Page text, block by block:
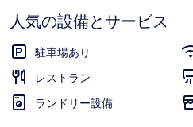
ギ
ラ
リ
ー
で
す
人気の設備とサービス
駐車場あり
レストラン
ランドリー設備